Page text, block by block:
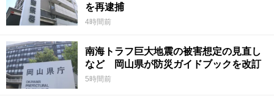
を再逮捕
4時間前
南海トラフ巨大地震の被害想定の見直し
など 岡山県が防災ガイドブックを改訂
5時間前